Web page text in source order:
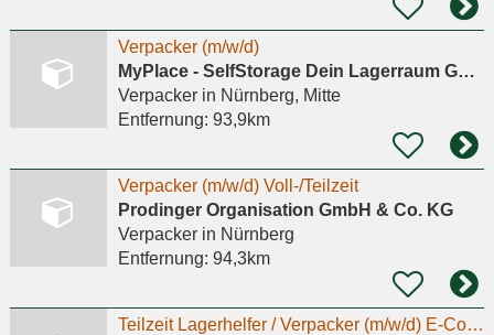
Verpacker (m/w/d)
MyPlace - SelfStorage Dein Lagerraum GmbH
Verpackerin Nürnberg, Mitte
Entfernung: 93,9km
Verpacker (m/w/d) Voll-/Teilzeit
Prodinger Organisation GmbH & Co. KG
Verpackerin Nürnberg
Entfernung: 94,3km
Teilzeit Lagerhelfer / Verpacker (m/w/d) E-Commerce ideal für Hausfrauen